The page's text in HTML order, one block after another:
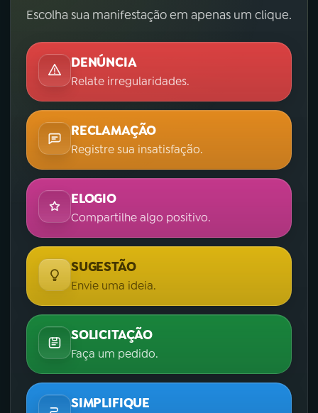
Escolha sua manifestação em apenas um clique.
DENÚNCIA
Relate irregularidades.
RECLAMAÇÃO
Registre sua insatisfação.
ELOGIO
Compartilhe algo positivo.
SUGESTÃO
Envie uma ideia.
SOLICITAÇÃO
Faça um pedido.
SIMPLIFIQUE